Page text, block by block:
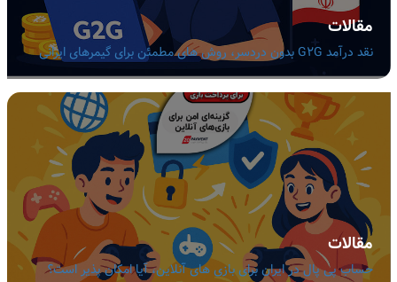
مقالات
نقد درآمد G2G بدون دردسر، روش های مطمئن برای گیمرهای ایرانی
مقالات
حساب پی پال در ایران برای بازی های آنلاین، آیا امکان پذیر است؟